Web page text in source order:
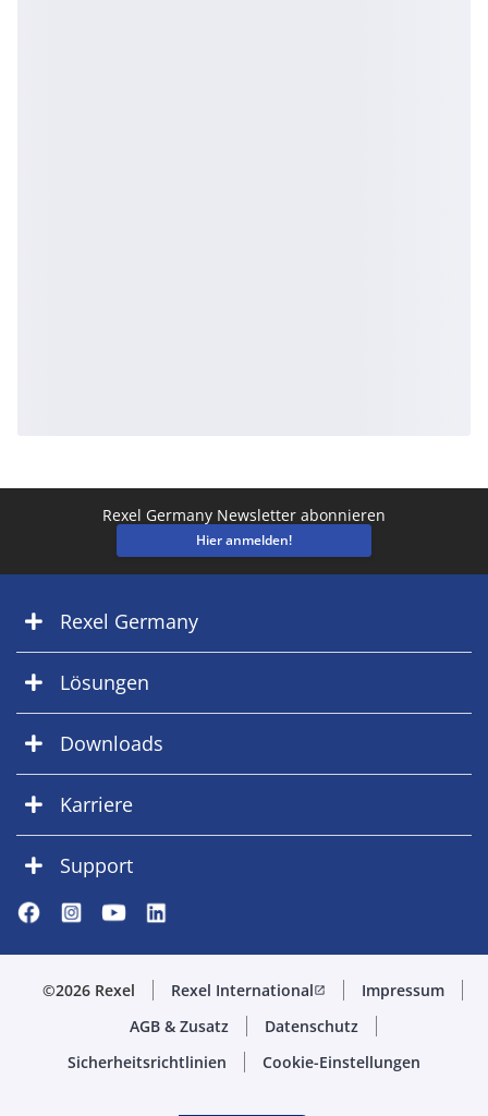
Rexel Germany Newsletter abonnieren
Hier anmelden!
Rexel Germany
Lösungen
Downloads
Karriere
Support
©2026 Rexel Rexel Internationalopen_in_new
Impressum
AGB & Zusatz
Datenschutz
Sicherheitsrichtlinien
Cookie-Einstellungen